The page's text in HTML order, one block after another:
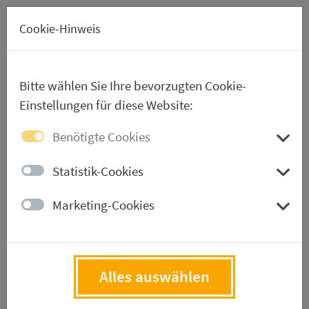
Cookie-Hinweis
Bitte wählen Sie Ihre bevorzugten Cookie-
Einstellungen für diese Website:
Benötigte Cookies
Statistik-Cookies
Marketing-Cookies
Alles auswählen
Aussteller werden